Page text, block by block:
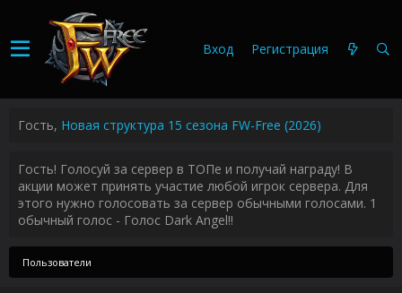
Вход Регистрация
Гость, Новая структура 15 сезона FW-Free (2026)
Гость! Голосуй за сервер в ТОПе и получай награду! В
акции может принять участие любой игрок сервера. Для
этого нужно голосовать за сервер обычными голосами. 1
обычный голос - Голос Dark Angel!!
Пользователи